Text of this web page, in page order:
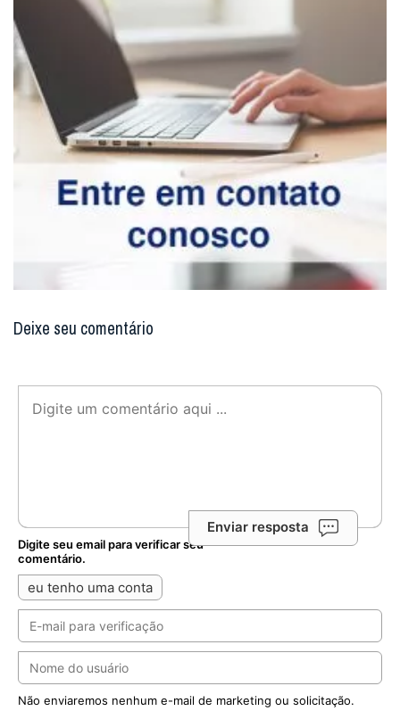
Deixe seu comentário
Enviar resposta
Digite seu email para verificar seu
comentário.
eu tenho uma conta
Não enviaremos nenhum e-mail de marketing ou solicitação.